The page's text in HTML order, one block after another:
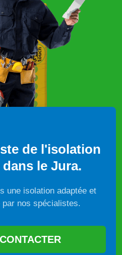
de l'isolation
le Jura.
une isolation adaptée et
nos spécialistes.